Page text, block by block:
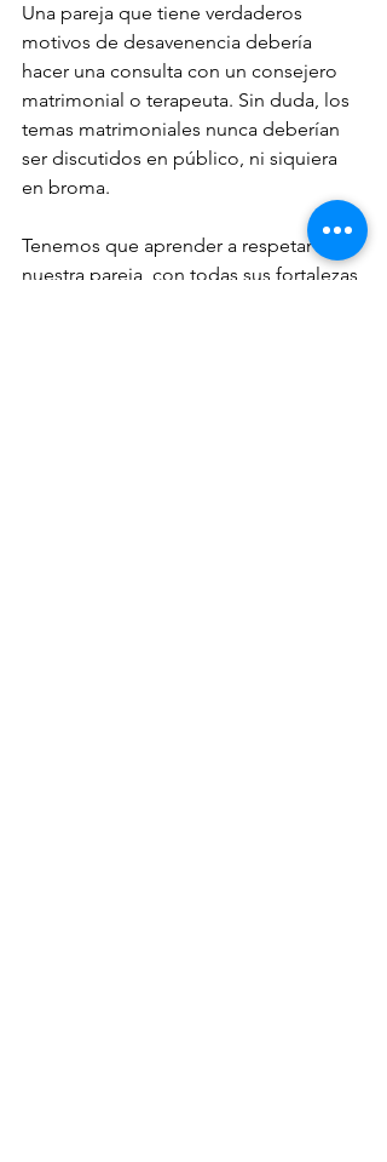
Una pareja que tiene verdaderos
motivos de desavenencia debería
hacer una consulta con un consejero
matrimonial o terapeuta. Sin duda, los
temas matrimoniales nunca deberían
ser discutidos en público, ni siquiera
en broma.
Tenemos que aprender a respetar a
nuestra pareja, con todas sus fortalezas